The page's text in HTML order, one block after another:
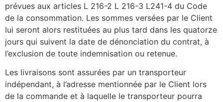
prévues aux articles L 216-2 L 216-3 L241-4 du Code
de la consommation. Les sommes versées par le Client
lui seront alors restituées au plus tard dans les quatorze
jours qui suivent la date de dénonciation du contrat, à
l’exclusion de toute indemnisation ou retenue.
Les livraisons sont assurées par un transporteur
indépendant, à l’adresse mentionnée par le Client lors
de la commande et à laquelle le transporteur pourra